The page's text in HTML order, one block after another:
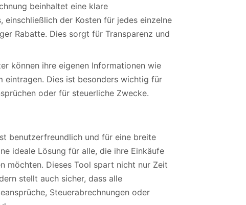
beinhaltet eine klare
einschließlich der Kosten für jedes einzelne
Rabatte. Dies sorgt für Transparenz und
können ihre eigenen Informationen wie
eintragen. Dies ist besonders wichtig für
oder für steuerliche Zwecke.
benutzerfreundlich und für eine breite
ideale Lösung für alle, die ihre Einkäufe
möchten. Dieses Tool spart nicht nur Zeit
stellt auch sicher, dass alle
Steuerabrechnungen oder